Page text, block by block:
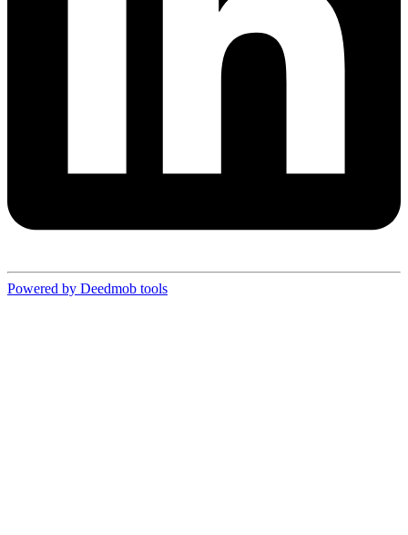
Powered by Deedmob tools